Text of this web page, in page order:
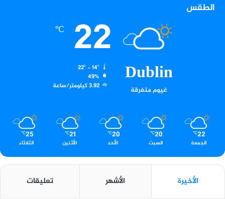
الطقس
Dublin
غيوم متفرقة
22
℃
22º - 14º
49%
3.92 كيلومتر/ساعة
22
℃
الجمعة
20
℃
السبت
20
℃
الأحد
21
℃
الأثنين
25
℃
الثلاثاء
الأخيرة الأشهر تعليقات